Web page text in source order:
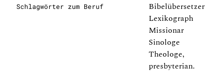
Schlagwörter zum Beruf
Bibelübersetzer
Lexikograph
Missionar
Sinologe
Theologe,
presbyterian.